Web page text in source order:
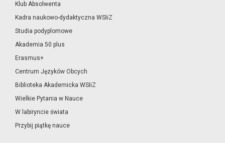
Klub Absolwenta
Kadra naukowo-dydaktyczna WSIiZ
Studia podyplomowe
Akademia 50 plus
Erasmus+
Centrum Języków Obcych
Biblioteka Akademicka WSIiZ
Wielkie Pytania w Nauce
W labiryncie świata
Przybij piątkę nauce